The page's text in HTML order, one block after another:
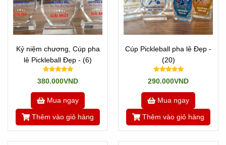
Kỷ niệm chương, Cúp pha
lê Pickleball Đẹp - (6)
380.000VND
Mua ngay
Thêm vào giỏ hàng
Cúp Pickleball pha lê Đẹp -
(20)
290.000VND
Mua ngay
Thêm vào giỏ hàng